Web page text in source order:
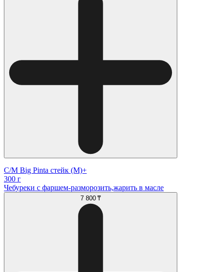
С/М Big Pinta стейк (М)+
300 г
Чебуреки с фаршем-разморозить,жарить в масле
7 800 ₸